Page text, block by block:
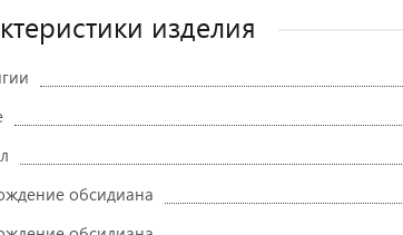
изделия
обсидиана